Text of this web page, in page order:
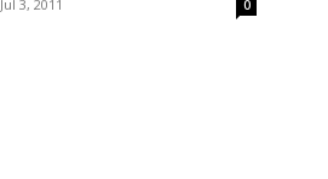
Jul 3, 2011 0